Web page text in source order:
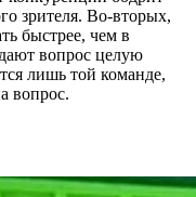
зрителя. Во-вторых,
быстрее, чем в
вопрос целую
лишь той команде,
вопрос.